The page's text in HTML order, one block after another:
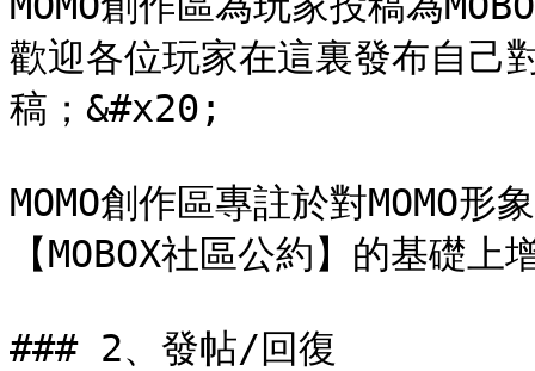
歡迎各位玩家在這裏發布自己
稿；&#x20;
MOMO創作區專註於對MOMO
【MOBOX社區公約】的基礎
### 2、發帖/回復